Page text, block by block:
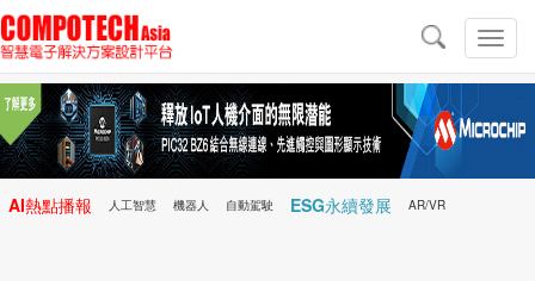
切
換
導
導
航
AI熱點播報 人工智慧 機器人 自動駕駛 ESG永續發展 AR/VR